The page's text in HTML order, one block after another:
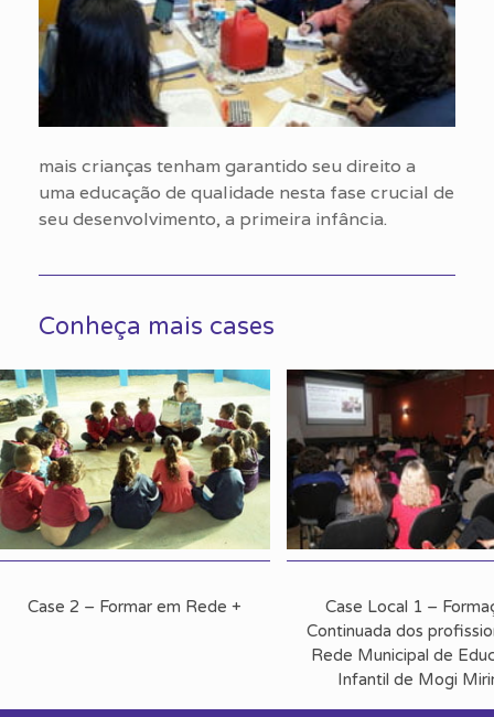
mais crianças tenham garantido seu direito a
uma educação de qualidade nesta fase crucial de
seu desenvolvimento, a primeira infância.
Conheça mais cases
Case 2 – Formar em Rede +
Case Local 1 –
Continuada dos
Rede Municipal de
Infantil de Mogi